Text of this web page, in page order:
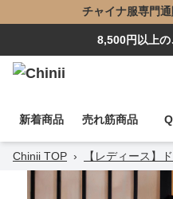
チャイナ服専門
8,500円以上
新着商品 売れ筋商品
Chinii TOP › 【レディース】